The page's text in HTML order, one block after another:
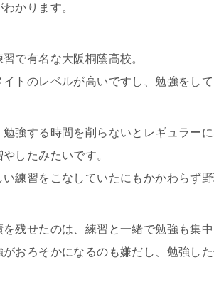
かります。
で有名な大阪桐蔭高校。
トのレベルが高いですし、勉強をし
強する時間を削らないとレギュラー
したみたいです。
練習をこなしていたにもかかわらず
残せたのは、練習と一緒で勉強も集
がおろそかになるのも嫌だし、勉強し